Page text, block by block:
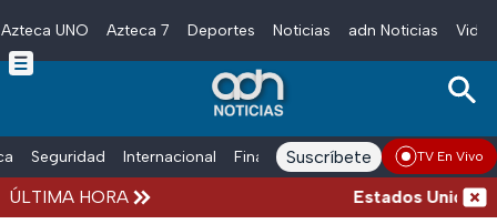
Skip to main content
Azteca UNO Azteca 7 Deportes Noticias adn Noticias
Seguridad Internacional Finanzas adn Noticias Radio
Suscríbete TV En Vivo
ÚLTIMA HORA Estados Unidos